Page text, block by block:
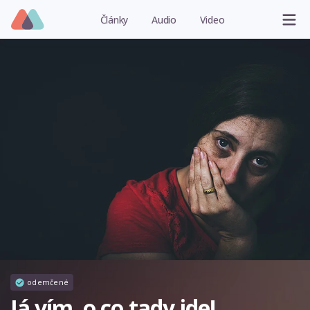
Články Audio Video
odemčené